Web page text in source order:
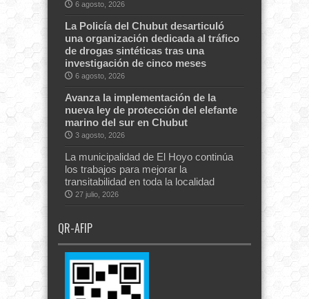
6 agosto, 2026
La Policía del Chubut desarticuló
una organización dedicada al tráfico
de drogas sintéticas tras una
investigación de cinco meses
6 agosto, 2026
Avanza la implementación de la
nueva ley de protección del elefante
marino del sur en Chubut
3 agosto, 2026
La municipalidad de El Hoyo continúa
los trabajos para mejorar la
transitabilidad en toda la localidad
27 julio, 2026
QR-AFIP